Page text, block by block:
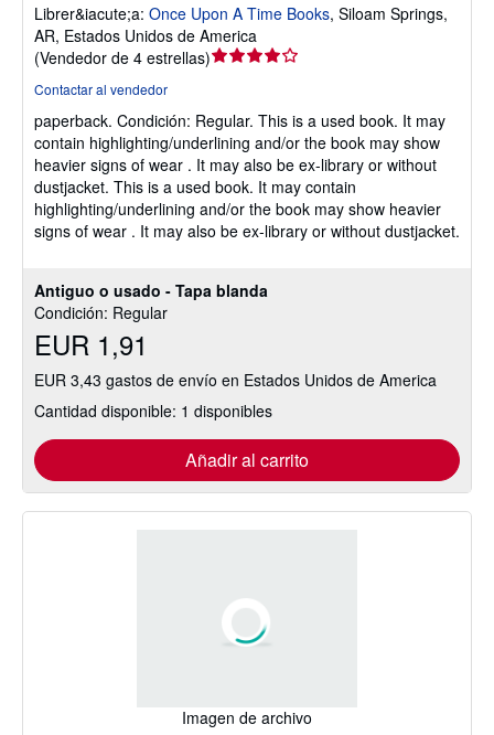
Antiguo o usado - Tapa blanda
Condición: Regular
EUR 1,91
EUR 3,43 gastos de envío en Estados Unidos de America
Cantidad disponible: 1 disponibles
Añadir al carrito
Librer&iacute;a: Once Upon A Time Books, Siloam Springs,
AR, Estados Unidos de America
(Vendedor de 4 estrellas)Calificación
4
de
5
estrellas
Contactar al vendedor
paperback. Condición: Regular. This is a used book. It may
contain highlighting/underlining and/or the book may show
heavier signs of wear . It may also be ex-library or without
dustjacket. This is a used book. It may contain
highlighting/underlining and/or the book may show heavier
signs of wear . It may also be ex-library or without dustjacket.
Imagen de archivo